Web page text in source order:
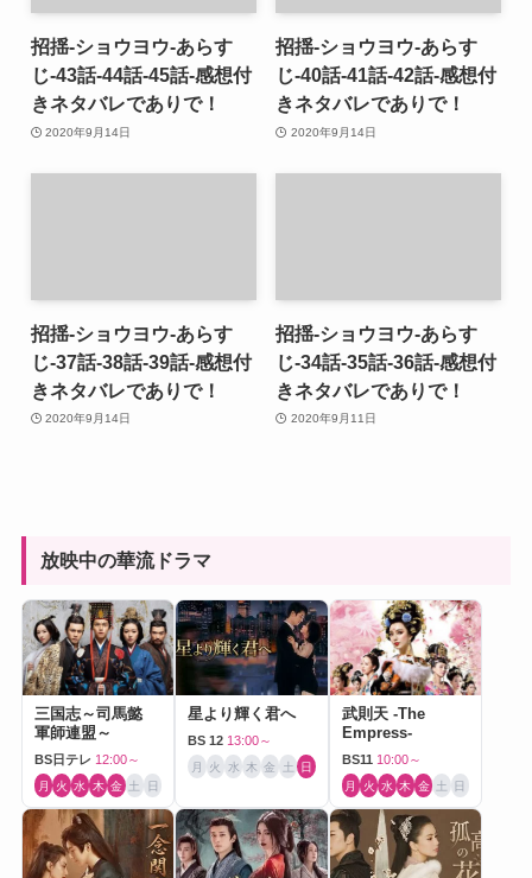
招揺-ショウヨウ-あらす
じ-43話-44話-45話-感想付
きネタバレでありで！
2020年9月14日
招揺-ショウヨウ-あらす
じ-40話-41話-42話-感想付
きネタバレでありで！
2020年9月14日
招揺-ショウヨウ-あらす
じ-37話-38話-39話-感想付
きネタバレでありで！
2020年9月14日
招揺-ショウヨウ-あらす
じ-34話-35話-36話-感想付
きネタバレでありで！
2020年9月11日
放映中の華流ドラマ
三国志～司馬懿
軍師連盟～
BS日テレ 12:00～
月 火 水 木 金 土 日
星より輝く君へ
BS 12 13:00～
月 火 水 木 金 土 日
武則天 -The
Empress-
BS11 10:00～
月 火 水 木 金 土 日